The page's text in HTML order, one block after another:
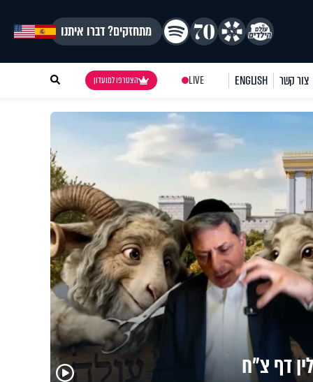
מתחזקים? דברו איתנו
צור קשר ENGLISH
LIVE הצטרפו למועדון
דף צ"ח